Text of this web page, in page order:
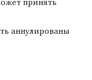
принять
аннулированы